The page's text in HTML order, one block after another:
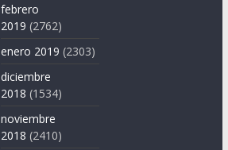
febrero
2019 (2762)
enero 2019 (2303)
diciembre
2018 (1534)
noviembre
2018 (2410)